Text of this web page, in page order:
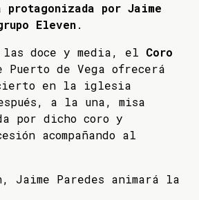
protagonizada por Jaime
Eleven.
las doce y media, el Coro
Puerto de Vega ofrecerá
en la iglesia
a la una, misa
por dicho coro y
acompañando al
Jaime Paredes animará la